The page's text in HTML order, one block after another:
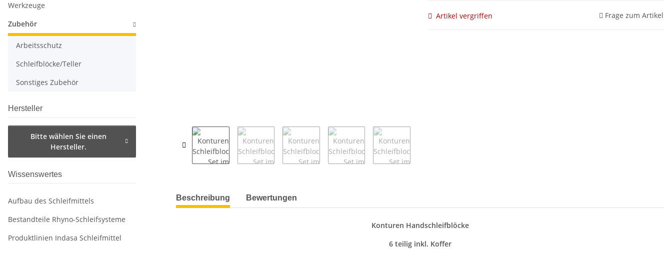
Artikel vergriffen Frage zum Artikel
weitere Registerkarten anzeigen
Beschreibung Bewertungen
Konturen Handschleifblöcke
6 teilig inkl. Koffer
Werkzeuge
Zubehör
Arbeitsschutz
Schleifblöcke/Teller
Sonstiges Zubehör
Hersteller
Bitte wählen Sie einen
Hersteller.
Wissenswertes
Aufbau des Schleifmittels
Bestandteile Rhyno-Schleifsysteme
Produktlinien Indasa Schleifmittel